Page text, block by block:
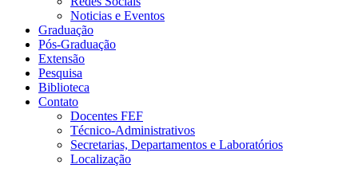
Noticias e Eventos
Graduação
Pós-Graduação
Extensão
Pesquisa
Biblioteca
Contato
Docentes FEF
Técnico-Administrativos
Secretarias, Departamentos e Laboratórios
Localização